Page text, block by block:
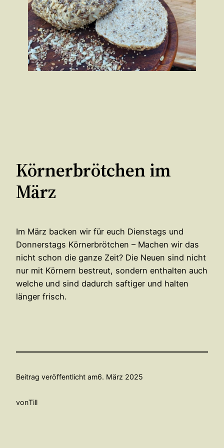
Körnerbrötchen im
März
Im März backen wir für euch Dienstags und
Donnerstags Körnerbrötchen – Machen wir das
nicht schon die ganze Zeit? Die Neuen sind nicht
nur mit Körnern bestreut, sondern enthalten auch
welche und sind dadurch saftiger und halten
länger frisch.
Beitrag veröffentlicht am6. März 2025
vonTill